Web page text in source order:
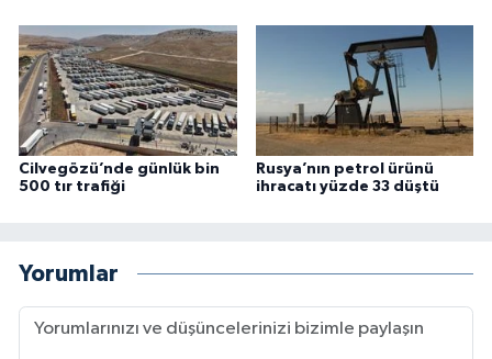
Cilvegözü’nde günlük bin
500 tır trafiği
Rusya’nın petrol ürünü
ihracatı yüzde 33 düştü
Yorumlar